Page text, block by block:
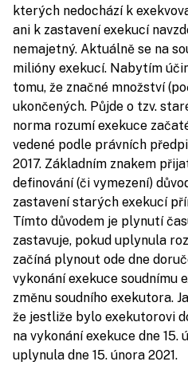
kterých nedochází k
ani k zastavení exekucí
nemajetný. Aktuálně se na
milióny exekucí. Nabytím
tomu, že značné množství
ukončených. Půjde o tzv.
norma rozumí exekuce
vedené podle právních
2017. Základním znakem
definování (či vymezení)
zastavení starých exekucí
Tímto důvodem je plynutí
zastavuje, pokud uplynula
začíná plynout ode dne
vykonání exekuce soudnímu
změnu soudního exekutora.
že jestliže bylo exekutorovi
na vykonání exekuce dne 15.
uplynula dne 15. února 2021.